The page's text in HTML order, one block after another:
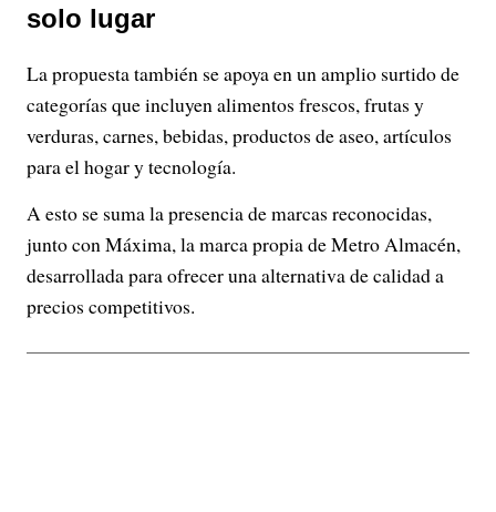
solo lugar
La propuesta también se apoya en un amplio surtido de
categorías que incluyen alimentos frescos, frutas y
verduras, carnes, bebidas, productos de aseo, artículos
para el hogar y tecnología.
A esto se suma la presencia de marcas reconocidas,
junto con Máxima, la marca propia de Metro Almacén,
desarrollada para ofrecer una alternativa de calidad a
precios competitivos.